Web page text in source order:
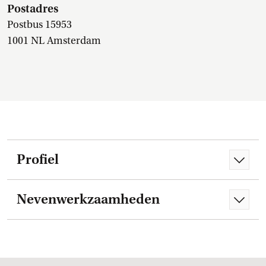
Postadres
Postbus 15953
1001 NL Amsterdam
Profiel
Nevenwerkzaamheden